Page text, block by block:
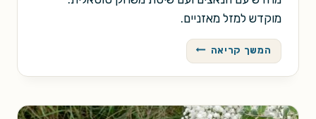
מוקדש למזל מאזניים.
המשך קריאה צל
חולף